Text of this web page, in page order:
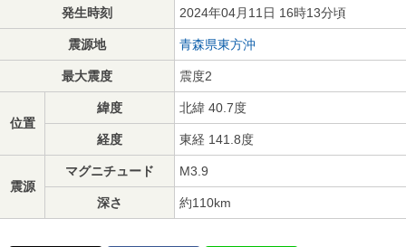
発生時刻 2024年04月11日 16時13分頃
震源地 青森県東方沖
最大震度 震度2
位置
緯度 北緯 40.7度
経度 東経 141.8度
震源
マグニチュード M3.9
深さ 約110km